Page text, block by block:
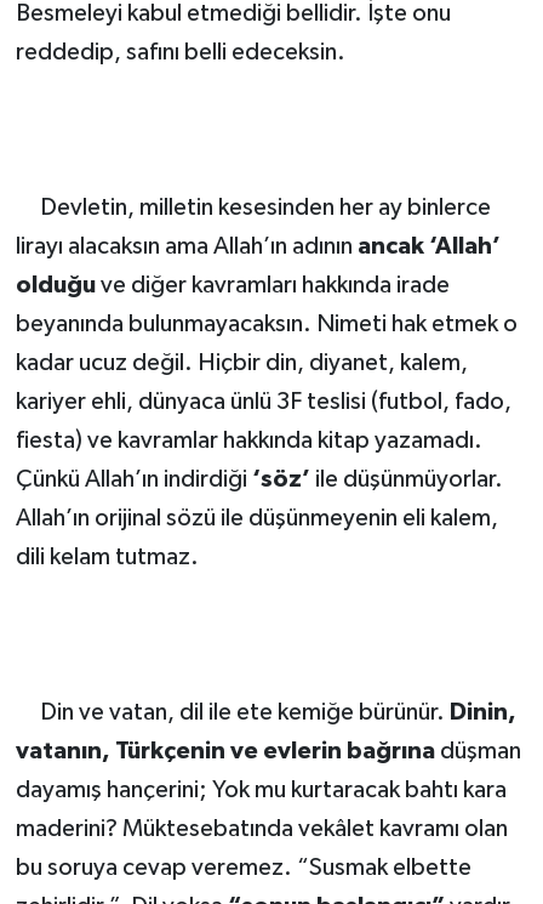
Besmeleyi kabul etmediği bellidir. İşte onu
reddedip, safını belli edeceksin.
Devletin, milletin kesesinden her ay binlerce
lirayı alacaksın ama Allah’ın adının ancak ‘Allah’
olduğuve diğer kavramları hakkında irade
beyanında bulunmayacaksın. Nimeti hak etmek o
kadar ucuz değil. Hiçbir din, diyanet, kalem,
kariyer ehli, dünyaca ünlü 3F teslisi (futbol, fado,
fiesta) ve kavramlar hakkında kitap yazamadı.
Çünkü Allah’ın indirdiği ‘söz’ ile düşünmüyorlar.
Allah’ın orijinal sözü ile düşünmeyenin eli kalem,
dili kelam tutmaz.
Din ve vatan, dil ile ete kemiğe bürünür. Dinin,
vatanın, Türkçenin ve evlerin bağrınadüşman
dayamış hançerini; Yok mu kurtaracak bahtı kara
maderini? Müktesebatında vekâlet kavramı olan
bu soruya cevap veremez. “Susmak elbette